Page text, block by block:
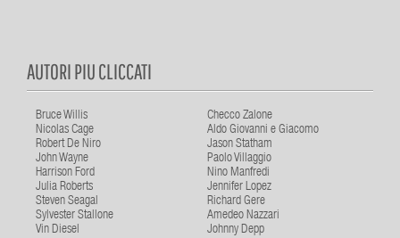
AUTORI PIU CLICCATI
Bruce Willis
Checco Zalone
Nicolas Cage
Aldo Giovanni e Giacomo
Robert De Niro
Jason Statham
John Wayne
Paolo Villaggio
Harrison Ford
Nino Manfredi
Julia Roberts
Jennifer Lopez
Steven Seagal
Richard Gere
Sylvester Stallone
Amedeo Nazzari
Vin Diesel
Johnny Depp